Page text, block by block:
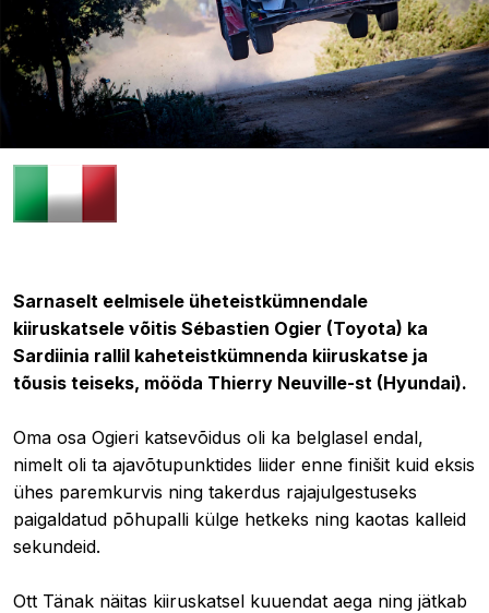
Sarnaselt eelmisele üheteistkümnendale
kiiruskatsele võitis Sébastien Ogier (Toyota) ka
Sardiinia rallil kaheteistkümnenda kiiruskatse ja
tõusis teiseks, mööda Thierry Neuville-st (Hyundai).
Oma osa Ogieri katsevõidus oli ka belglasel endal,
nimelt oli ta ajavõtupunktides liider enne finišit kuid eksis
ühes paremkurvis ning takerdus rajajulgestuseks
paigaldatud põhupalli külge hetkeks ning kaotas kalleid
sekundeid.
Ott Tänak näitas kiiruskatsel kuuendat aega ning jätkab